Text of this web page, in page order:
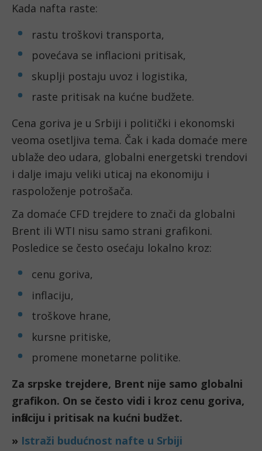
Kada nafta raste:
rastu troškovi transporta,
povećava se inflacioni pritisak,
skuplji postaju uvoz i logistika,
raste pritisak na kućne budžete.
Cena goriva je u Srbiji i politički i ekonomski
veoma osetljiva tema. Čak i kada domaće mere
ublaže deo udara, globalni energetski trendovi
i dalje imaju veliki uticaj na ekonomiju i
raspoloženje potrošača.
Za domaće CFD trejdere to znači da globalni
Brent ili WTI nisu samo strani grafikoni.
Posledice se često osećaju lokalno kroz:
cenu goriva,
inflaciju,
troškove hrane,
kursne pritiske,
promene monetarne politike.
Za srpske trejdere, Brent nije samo globalni
grafikon. On se često vidi i kroz cenu goriva,
inflaciju i pritisak na kućni budžet.
» Istraži budućnost nafte u Srbiji